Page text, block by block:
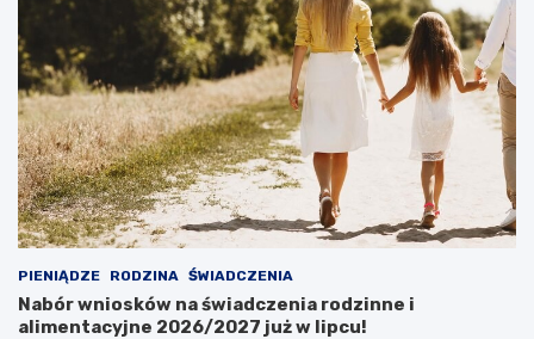
PIENIĄDZE RODZINA ŚWIADCZENIA
Nabór wniosków na świadczenia rodzinne i
alimentacyjne 2026/2027 już w lipcu!